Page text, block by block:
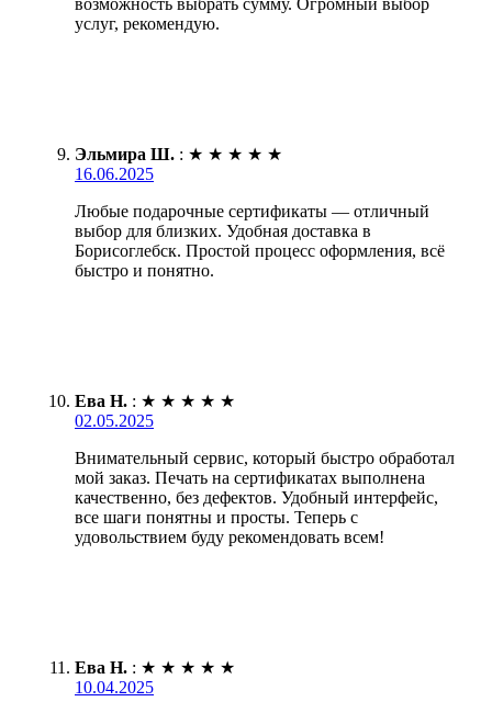
услуг, рекомендую.
Эльмира Ш. : ★ ★ ★ ★ ★
16.06.2025
Любые подарочные сертификаты — отличный
выбор для близких. Удобная доставка в
Борисоглебск. Простой процесс оформления, всё
быстро и понятно.
Ева Н. : ★ ★ ★ ★ ★
02.05.2025
Внимательный сервис, который быстро обработал
мой заказ. Печать на сертификатах выполнена
качественно, без дефектов. Удобный интерфейс,
все шаги понятны и просты. Теперь с
удовольствием буду рекомендовать всем!
Ева Н. : ★ ★ ★ ★ ★
10.04.2025